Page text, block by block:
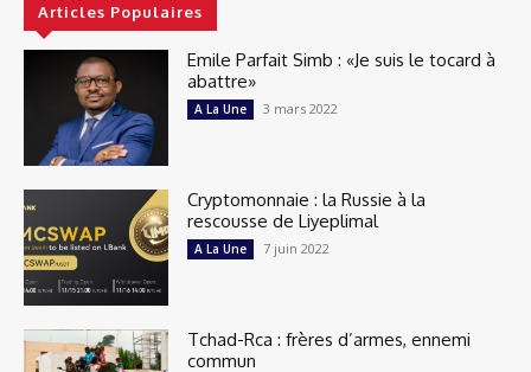
Articles Populaires
Emile Parfait Simb : «Je suis le tocard à
abattre»
A La Une 3 mars 2022
Cryptomonnaie : la Russie à la
rescousse de Liyeplimal
A La Une 7 juin 2022
Tchad-Rca : frères d’armes, ennemi
commun